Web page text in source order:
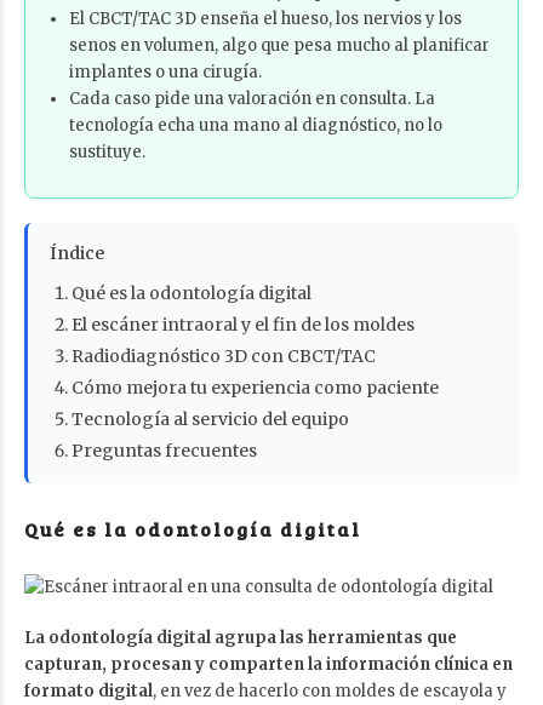
El CBCT/TAC 3D enseña el hueso, los nervios y los
senos en volumen, algo que pesa mucho al planificar
implantes o una cirugía.
Cada caso pide una valoración en consulta. La
tecnología echa una mano al diagnóstico, no lo
sustituye.
Índice
Qué es la odontología digital
El escáner intraoral y el fin de los moldes
Radiodiagnóstico 3D con CBCT/TAC
Cómo mejora tu experiencia como paciente
Tecnología al servicio del equipo
Preguntas frecuentes
Qué es la odontología digital
La odontología digital agrupa las herramientas que
capturan, procesan y comparten la información clínica en
formato digital, en vez de hacerlo con moldes de escayola y